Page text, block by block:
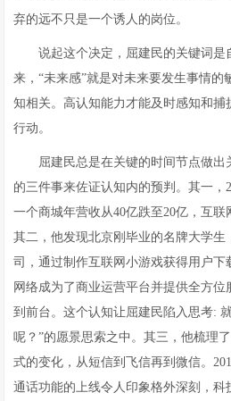
弃的远不只是一个诱人的岗位。
说起这个决定，屈建民的关键词是
来，“未来感”就是对未来要发生事情的
知相关。高认知能力才能及时感知和
行动。
屈建民总是在关键的时间节点做
的三件事来佐证认知内的预判。其一，
一个商城年营收从40亿跌至20亿，互联
其二，他发现北京刚毕业的名牌大学
司，通过制作互联网小游戏获得用户下
网络成为了商业运营平台并提供全方
到前台。这个认知让屈建民陷入思考:
呢？”的愿景思索之中。其三，他梳理
式的变化，从短信到飞信再到微信。
通话功能的上线令人印象格外深刻，科